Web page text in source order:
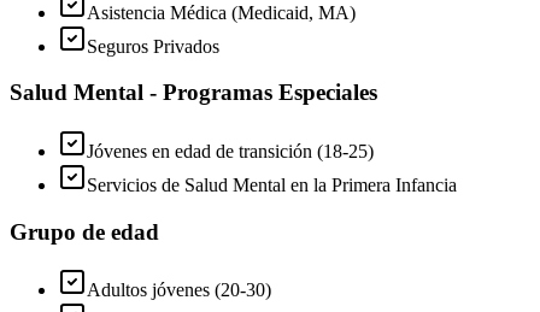
Asistencia Médica (Medicaid, MA)
Seguros Privados
Salud Mental - Programas Especiales
Jóvenes en edad de transición (18-25)
Servicios de Salud Mental en la Primera Infancia
Grupo de edad
Adultos jóvenes (20-30)